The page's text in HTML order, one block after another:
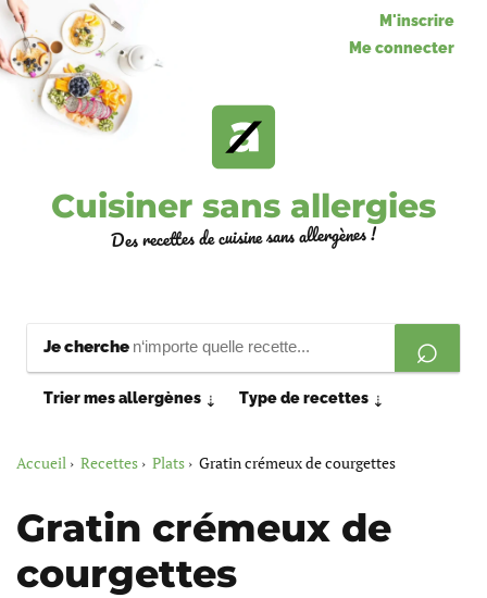
M'inscrire
Me connecter
Cuisiner sans allergies
Des recettes de cuisine sans allergènes !
Je cherche
Trier mes allergènes ⇣ Type de recettes ⇣
Accueil Recettes Plats Gratin crémeux de courgettes
Gratin crémeux de
courgettes